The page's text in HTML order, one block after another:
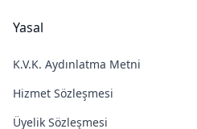
Yasal
K.V.K. Aydınlatma Metni
Hizmet Sözleşmesi
Üyelik Sözleşmesi